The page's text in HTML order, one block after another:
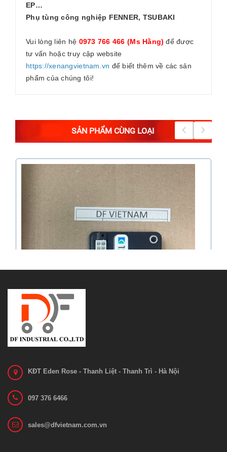
EP…
Phụ tùng công nghiệp FENNER, TSUBAKI
Vui lòng liên hệ 0973 766 466 (Ms Hằng) để được
tư vấn hoặc truy cập website
https://xenangvietnam.vn để biết thêm về các sản
phẩm của chúng tôi!
SẢN PHẨM CÙNG LOẠI
KĐT Eden Rose - Thanh Liệt - Thanh Trì - Hà Nội
097 376 6466
sales@dfvietnam.com.vn